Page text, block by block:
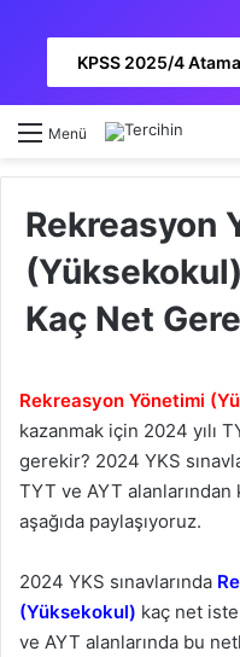
KPSS 2025/4
Menü
Rekreasyon
Kaç Net
Rekreasyon Yönetimi
kazanmak için 2024 yılı
gerekir? 2024 YKS
TYT ve AYT
aşağıda paylaşıyoruz.
2024 YKS sınavlarında
(Yüksekokul) kaç net
ve AYT alanlarında bu